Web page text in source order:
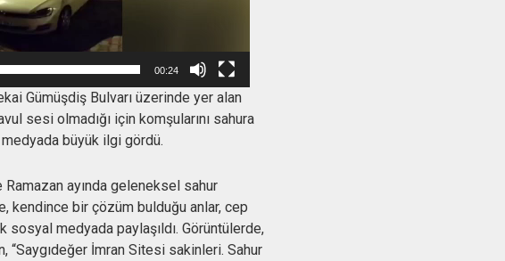
00:24
Gümüşdiş Bulvarı üzerinde yer alan
sesi olmadığı için komşularını sahura
medyada büyük ilgi gördü.
ayında geleneksel sahur
kendince bir çözüm bulduğu anlar, cep
medyada paylaşıldı. Görüntülerde,
“Saygıdeğer İmran Sitesi sakinleri. Sahur